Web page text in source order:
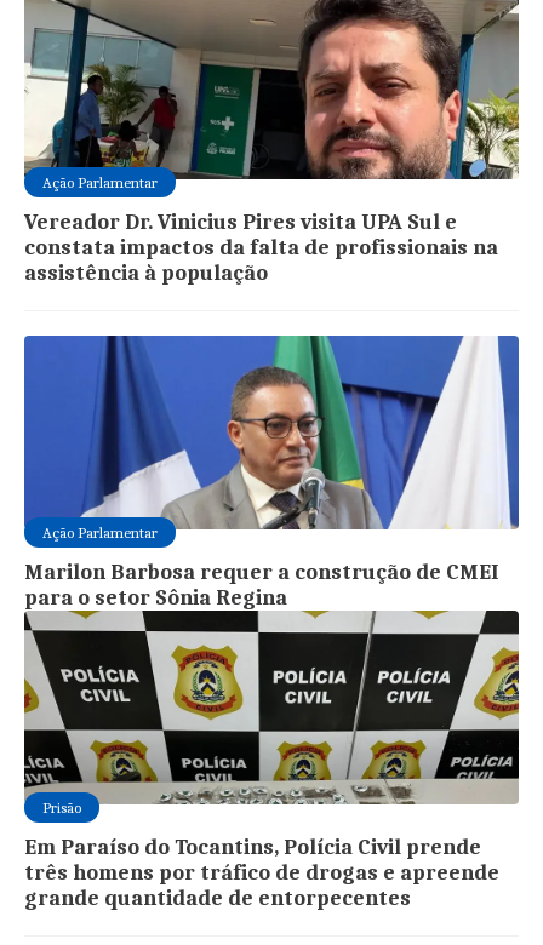
Ação Parlamentar
Vereador Dr. Vinicius Pires visita UPA Sul e
constata impactos da falta de profissionais na
assistência à população
Ação Parlamentar
Marilon Barbosa requer a construção de CMEI
para o setor Sônia Regina
Prisão
Em Paraíso do Tocantins, Polícia Civil prende
três homens por tráfico de drogas e apreende
grande quantidade de entorpecentes